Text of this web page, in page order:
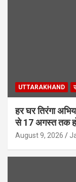
UTTARAKHAND
हर घर तिरंगा
से 17 अगस्त तक
August 9, 2026